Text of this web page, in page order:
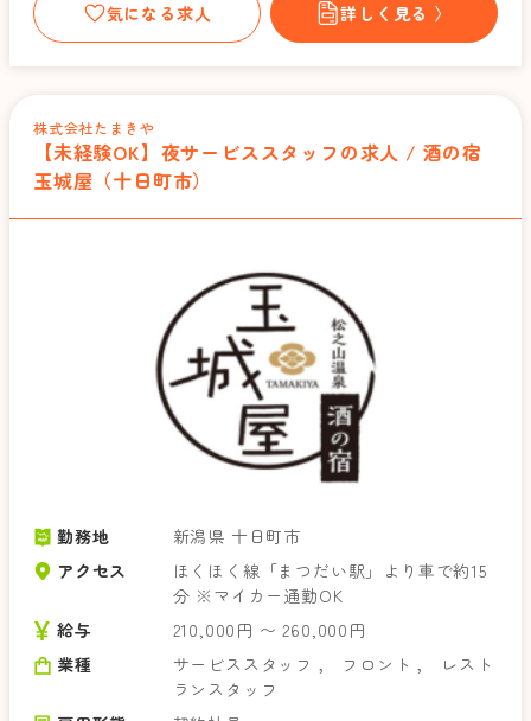
気になる求人 詳しく見る 〉
株式会社たまきや
【未経験OK】夜サービススタッフの求人 / 酒の宿
玉城屋（十日町市）
勤務地
新潟県 十日町市
アクセス
ほくほく線「まつだい駅」より車で約15
分 ※マイカー通勤OK
給与
210,000円 〜 260,000円
業種
サービススタッフ ， フロント，
レスト
ランスタッフ